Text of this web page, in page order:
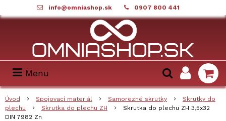
info@omniashop.sk 0907 800 441
Menu
Úvod Spojovací materiál Samorezné skrutky
Skrutky do
plechu
Skrutka do plechu ZH
Skrutka do plechu ZH 3,5x32
DIN 7982 Zn